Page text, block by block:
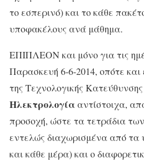
το εσπερινό) και το κάθε
υποφακέλους ανά μάθημα.
ΕΠΙΠΛΕΟΝ και μόνο για τις
Παρασκευή 6-6-2014, οπότε
της Τεχνολογικής Κατεύθυνσης
Ηλεκτρολογίααντίστοιχα,
προσοχή, ώστε τα τετράδια
εντελώς διαχωρισμένα από
και κάθε μέρα) και ο